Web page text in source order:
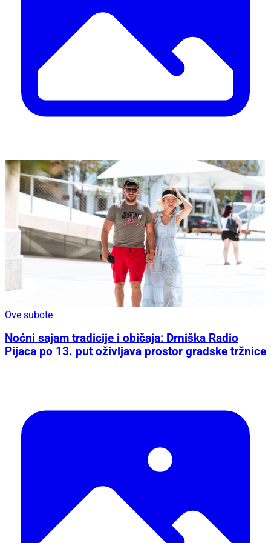
Ove subote
Noćni sajam tradicije i običaja: Drniška Radio
Pijaca po 13. put oživljava prostor gradske tržnice